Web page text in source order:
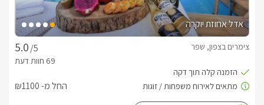
אדל אחוזת יוקרה
/5
צימרים בצפון, שפר
החל מ- ₪1100